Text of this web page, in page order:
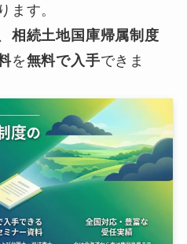
ます。
相続土地国庫帰属制度
を無料で入手できま